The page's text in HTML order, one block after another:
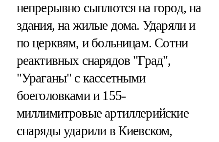
непрерывно сыплются на город, на
здания, на жилые дома. Ударяли и
по церквям, и больницам. Сотни
реактивных снарядов "Град",
"Ураганы" с кассетными
боеголовками и 155-
миллимитровые артиллерийские
снаряды ударили в Киевском,